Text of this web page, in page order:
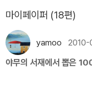
라며 인정해버립니다.
통해서 찾는다. 세계란
한순간의 목숨이 어떻게
르바에 따르면 인간이나
다. 혹자는 정신을 창출하
할 때에는 그 일에 몰입
전혀 없이 지금 이 순간
금 이 순간에 몰입하면서
으로 들어가는 메토이소
다. 그 대표적인 행동이 산
마이페이퍼 (18편)
yamoo 2010-
야무의 서재에서 뽑은